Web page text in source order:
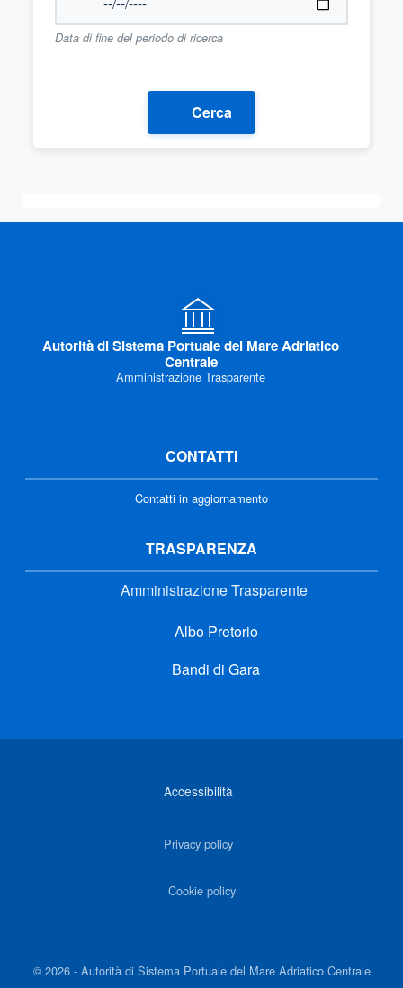
Data di fine del periodo di ricerca
Cerca
Autorità di Sistema Portuale del Mare Adriatico
Centrale
Amministrazione Trasparente
CONTATTI
Contatti in aggiornamento
TRASPARENZA
Amministrazione Trasparente
Albo Pretorio
Bandi di Gara
Accessibilità
Privacy policy
Cookie policy
©2026- Autorità di Sistema Portuale del Mare Adriatico Centrale